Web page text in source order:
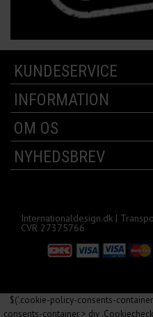
KUNDESERVICE
INFORMATION
OM OS
NYHEDSBREV
Internationaldesign.dk |
CVR 27375766
$('.cookie-policy-consents-
consents-container > div